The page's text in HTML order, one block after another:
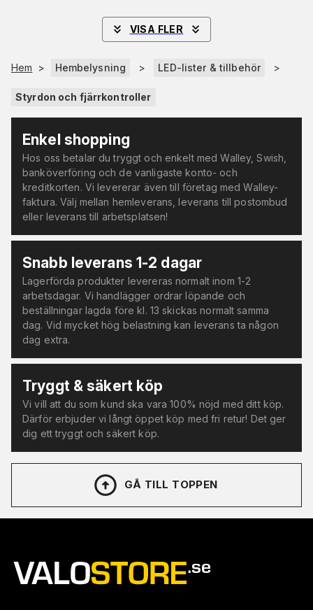
VISA FLER
Hem > Hembelysning > LED-lister & tillbehör >
Styrdon och fjärrkontroller
Enkel shopping
Hos oss betalar du tryggt och enkelt med Walley, Swish,
banköverföring och de vanligaste konto- och
kreditkorten. Vi levererar även till företag med Walley-
faktura. Välj mellan hemleverans, leverans till postombud
eller leverans till arbetsplatsen!
Snabb leverans 1-2 dagar
Lagerförda produkter levereras normalt inom 1-2
arbetsdagar. Vi handlägger ordrar löpande och
beställningar lagda före kl. 13 skickas normalt samma
dag. Vid mycket hög belastning kan leverans ta någon
dag extra.
Tryggt & säkert köp
Vi vill att du som kund ska vara 100% nöjd med ditt köp.
Därför erbjuder vi långt öppet köp med fri retur! Det ger
dig ett tryggt och säkert köp.
GÅ TILL TOPPEN